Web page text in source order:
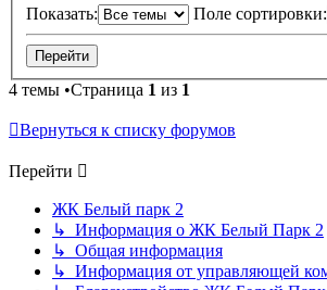
Показать: Поле сортировки:
4 темы •Страница 1 из 1
Вернуться к списку форумов
Перейти
ЖК Белый парк 2
↳ Информация о ЖК Белый Парк 2
↳ Общая информация
↳ Информация от управляющей